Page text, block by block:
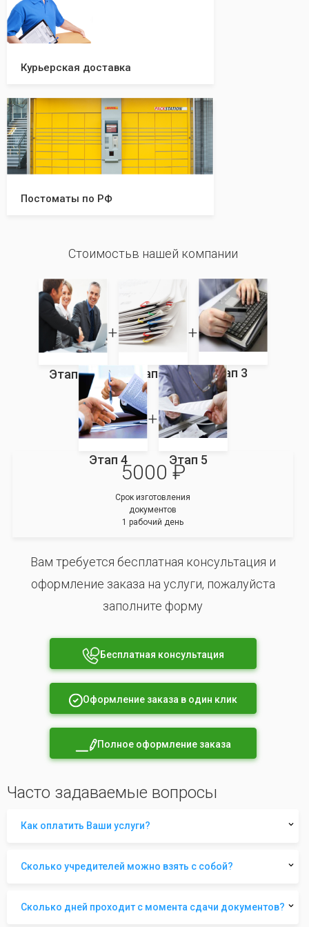
Курьерская доставка
Постоматы по РФ
Стоимостьв нашей компании
Этап 1 Этап 2 Этап 3
Этап 4 Этап 5
5000 ₽
Срок изготовления
документов
1 рабочий день
Вам требуется бесплатная консультация и
оформление заказа на услуги, пожалуйста
заполните форму
Бесплатная консультация
Оформление заказа в один клик
Полное оформление заказа
Часто задаваемые вопросы
Как оплатить Ваши услуги?
Сколько учредителей можно взять с собой?
Сколько дней проходит с момента сдачи документов?